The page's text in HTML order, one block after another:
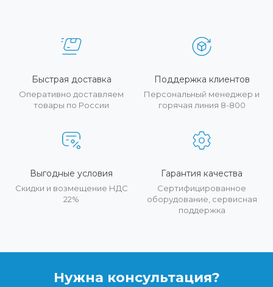
Быстрая доставка
Оперативно доставляем
товары по России
Поддержка клиентов
Персональный менеджер и
горячая линия 8-800
Выгодные условия
Скидки и возмещение НДС
22%
Гарантия качества
Сертифицированное
оборудование, сервисная
поддержка
Нужна консультация?